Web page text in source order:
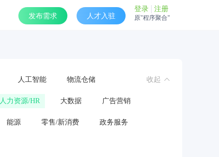
发布需求 人才入驻
登录 注册
原"程序聚合"
人工智能 物流仓储
人力资源/HR 大数据 广告营销
能源 零售/新消费 政务服务
收起